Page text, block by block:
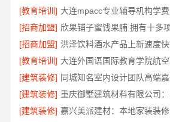
[教育培训]
[招商加盟] 欣果铺子蜜饯果脯 拥有十多
[招商加盟] 洪泽饮料酒水产品上新速度
[教育培训]
[建筑装修] 同城知名室内设计团队高端
[建筑装修]
[建筑装修] 嘉兴美派建材：本地家装装